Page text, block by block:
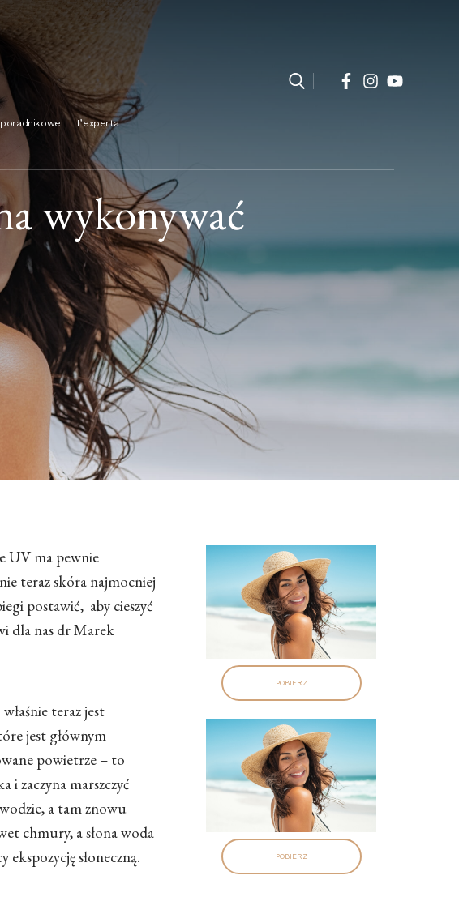
poradnikowe L’experta
wykonywać
UV ma pewnie
teraz skóra najmocniej
postawić, aby cieszyć
dla nas dr Marek
teraz jest
jest głównym
powietrze – to
i zaczyna marszczyć
a tam znowu
chmury, a słona woda
słoneczną.
POBIERZ
POBIERZ